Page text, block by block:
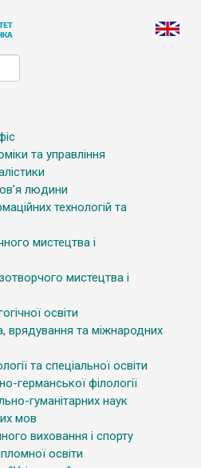
та управління
людини
технологій та
мистецтва і
мистецтва і
освіти
врядування та міжнародних
та спеціальної освіти
германської філології
гуманітарних наук
мов
виховання і спорту
освіти